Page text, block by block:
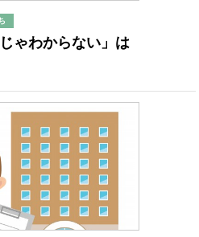
ゃわからない」は